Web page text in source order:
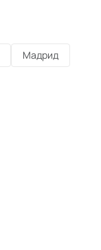
Мадрид